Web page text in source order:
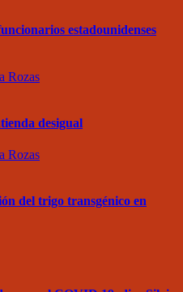
estadounidenses
Rozas
desigual
Rozas
del trigo transgénico en